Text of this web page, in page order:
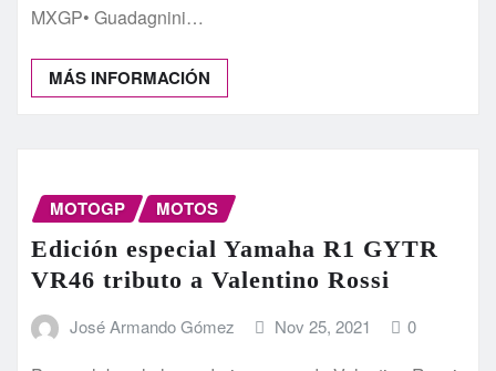
MXGP• Guadagnini…
MÁS INFORMACIÓN
MOTOGP MOTOS
Edición especial Yamaha R1 GYTR
VR46 tributo a Valentino Rossi
José Armando Gómez Nov 25, 2021 0